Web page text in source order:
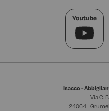
Isacco -
Via C.
24064 -